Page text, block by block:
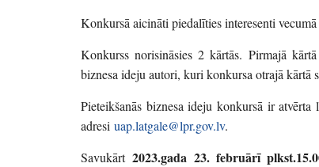
Konkursā aicināti piedalīties interesenti
Konkurss norisināsies 2 kārtās. Pirmajā
biznesa ideju autori, kuri konkursa otrajā kārtā
Pieteikšanās biznesa ideju konkursā ir atvērta
adresi uap.latgale@lpr.gov.lv.
Savukārt2023.gada 23. februārī